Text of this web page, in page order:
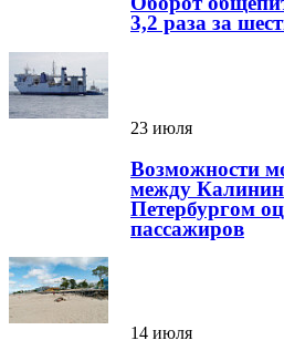
3,2 раза за
23 июля
Возможности
между
Петербургом
пассажиров
14 июля